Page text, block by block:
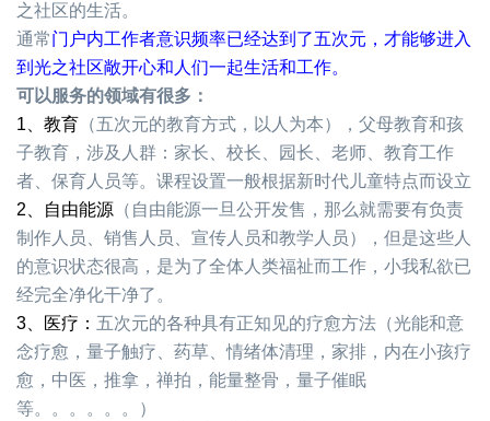
之社区的生活。
通常门户内工作者意识频率已经达到了五次元，才能够进入
到光之社区敞开心和人们一起生活和工作。
可以服务的领域有很多：
1、教育 （五次元的教育方式，以人为本），父母教育和孩
子教育，涉及人群：家长、校长、园长、老师、教育工作
者、保育人员等。课程设置一般根据新时代儿童特点而设立
2、自由能源 （自由能源一旦公开发售，那么就需要有负责
制作人员、销售人员、宣传人员和教学人员），但是这些人
的意识状态很高，是为了全体人类福祉而工作，小我私欲已
经完全净化干净了。
3、医疗： 五次元的各种具有正知见的疗愈方法（光能和意
念疗愈，量子触疗、药草、情绪体清理，家排，内在小孩疗
愈，中医，推拿，禅拍，能量整骨，量子催眠
等。。。。。。）